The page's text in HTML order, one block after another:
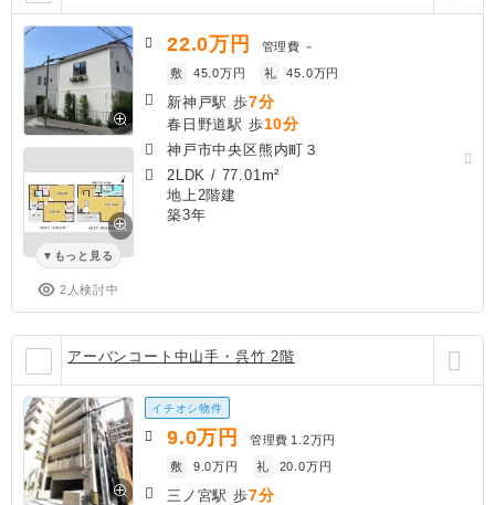
もっと見る
2人検討中
22.0万円 管理費 －
敷
45.0万円 礼 45.0万円
新神戸駅 歩7分
春日野道駅 歩10分
神戸市中央区熊内町３
2LDK / 77.01m²
地上2階建
築3年
アーバンコート中山手・呉竹 2階
イチオシ物件
9.0万円 管理費 1.2万円
敷
9.0万円 礼 20.0万円
三ノ宮駅 歩7分